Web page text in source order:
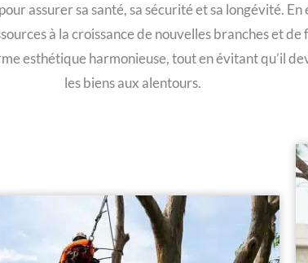
assurer sa santé, sa sécurité et sa longévité.
à la croissance de nouvelles branches et
esthétique harmonieuse, tout en évitant qu’il
les biens aux alentours.